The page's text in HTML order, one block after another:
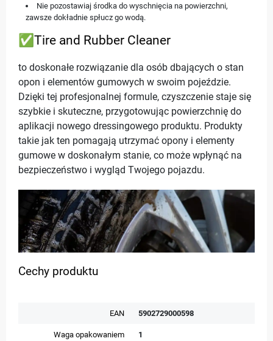
Nie pozostawiaj środka do wyschnięcia na powierzchni,
zawsze dokładnie spłucz go wodą.
✅Tire and Rubber Cleaner
to doskonałe rozwiązanie dla osób dbających o stan
opon i elementów gumowych w swoim pojeździe.
Dzięki tej profesjonalnej formule, czyszczenie staje się
szybkie i skuteczne, przygotowując powierzchnię do
aplikacji nowego dressingowego produktu. Produkty
takie jak ten pomagają utrzymać opony i elementy
gumowe w doskonałym stanie, co może wpłynąć na
bezpieczeństwo i wygląd Twojego pojazdu.
Cechy produktu
EAN 5902729000598
Waga opakowaniem 1